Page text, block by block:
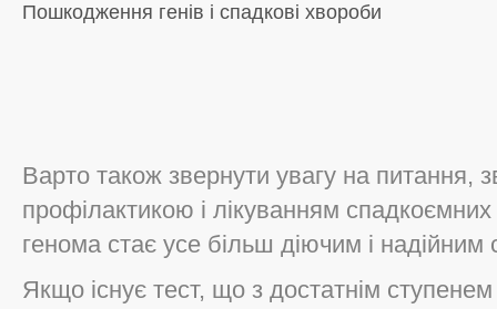
Пошкодження генів і спадкові хвороби
Варто також звернути увагу на питання,
профілактикою і лікуванням
генома стає усе більш діючим і
Якщо існує тест, що з достатнім